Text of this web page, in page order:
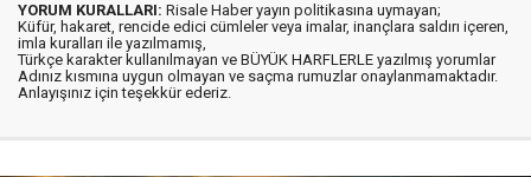
YORUM KURALLARI: Risale Haber yayın politikasına uymayan;
Küfür, hakaret, rencide edici cümleler veya imalar, inançlara saldırı içeren,
imla kuralları ile yazılmamış,
Türkçe karakter kullanılmayan ve BÜYÜK HARFLERLE yazılmış yorumlar
Adınız kısmına uygun olmayan ve saçma rumuzlar onaylanmamaktadır.
Anlayışınız için teşekkür ederiz.